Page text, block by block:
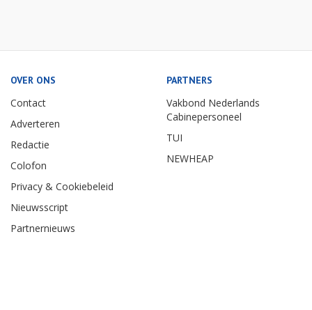
OVER ONS
Contact
Adverteren
Redactie
Colofon
Privacy & Cookiebeleid
Nieuwsscript
Partnernieuws
PARTNERS
Vakbond Nederlands
Cabinepersoneel
TUI
NEWHEAP